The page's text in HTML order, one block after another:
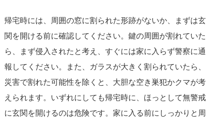
帰宅時には、周囲の窓に割られた形跡がないか、まずは玄
関を開ける前に確認してください。鍵の周囲が割れていた
ら、まず侵入されたと考え、すぐには家に入らず警察に通
報してください。また、ガラスが大きく割られていたら、
災害で割れた可能性を除くと、大胆な空き巣犯かクマが考
えられます。いずれにしても帰宅時に、ほっとして無警戒
に玄関を開けるのは危険です。家に入る前にしっかりと周